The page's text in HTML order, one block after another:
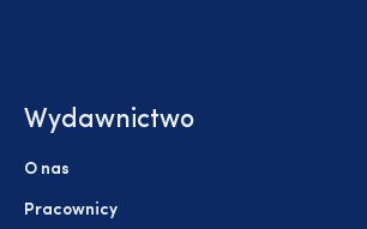
Wydawnictwo
O nas
Pracownicy